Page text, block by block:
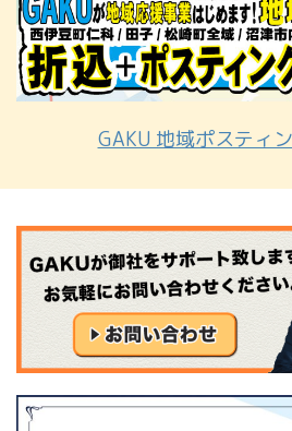
GAKU 地域ポスティ